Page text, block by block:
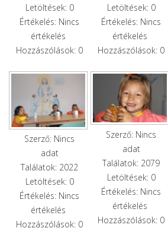
Letöltések: 0
Értékelés: Nincs
értékelés
Hozzászólások: 0
Letöltések: 0
Értékelés: Nincs
értékelés
Hozzászólások: 0
Szerző: Nincs
adat
Találatok: 2022
Letöltések: 0
Értékelés: Nincs
értékelés
Hozzászólások: 0
Szerző: Nincs
adat
Találatok: 2079
Letöltések: 0
Értékelés: Nincs
értékelés
Hozzászólások: 0